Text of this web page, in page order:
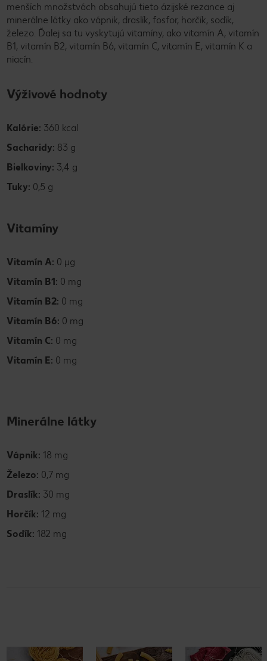
menších množstvách obsahujú tieto ázijské rezance aj
minerálne látky ako vápnik, draslík, fosfor, horčík, sodík,
železo. Ďalej sa tu vyskytujú vitamíny, ako vitamín A, vitamín
B1, vitamín B2, vitamín B6, vitamín C, vitamín E, vitamín K a
niacín.
Výživové hodnoty
Kalórie: 360 kcal
Sacharidy: 83 g
Bielkoviny: 3,4 g
Tuky: 0,5 g
Vitamíny
Vitamín A: 0 µg
Vitamín B1: 0 mg
Vitamín B2: 0 mg
Vitamín B6: 0 mg
Vitamín C: 0 mg
Vitamín E: 0 mg
Minerálne látky
Vápnik: 18 mg
Železo: 0,7 mg
Draslík: 30 mg
Horčík: 12 mg
Sodík: 182 mg